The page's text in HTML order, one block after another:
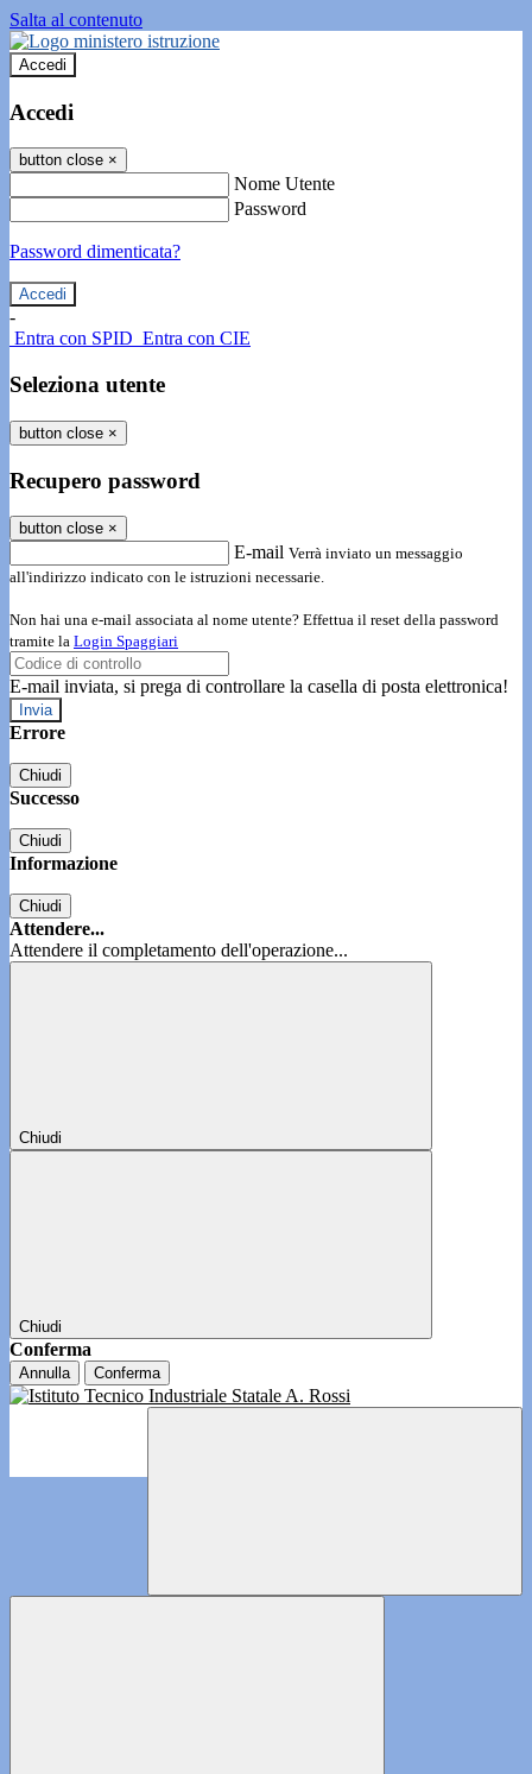
Salta al contenuto
Accedi
Accedi
button close ×
Nome Utente
Password
Password dimenticata?
-
Entra con SPID Entra con CIE
Seleziona utente
button close ×
Recupero password
button close ×
E-mail Verrà inviato un messaggio
all'indirizzo indicato con le istruzioni necessarie.
Non hai una e-mail associata al nome utente? Effettua il reset della password
tramite la Login Spaggiari
E-mail inviata, si prega di controllare la casella di posta elettronica!
Errore
Chiudi
Successo
Chiudi
Informazione
Chiudi
Attendere...
Attendere il completamento dell'operazione...
Chiudi
Chiudi
Conferma
Annulla Conferma